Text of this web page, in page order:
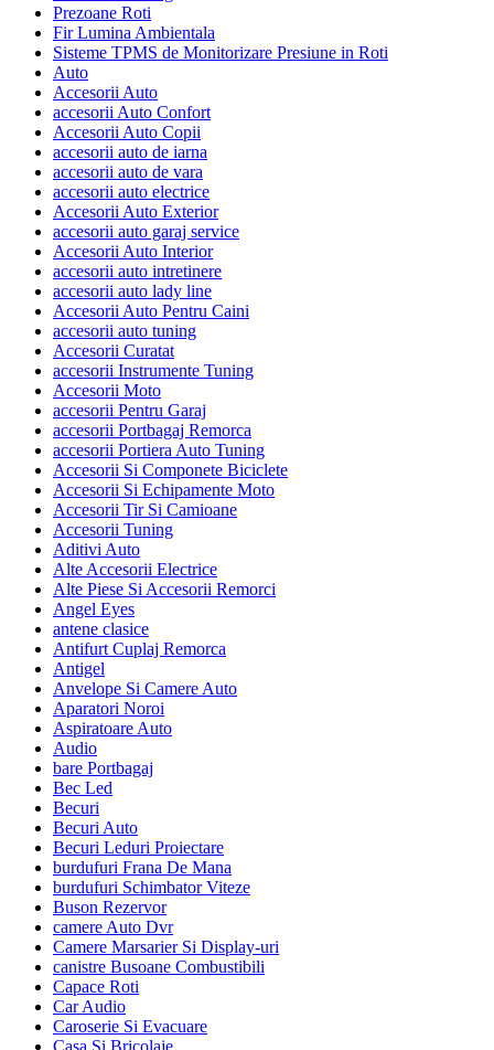
Prezoane Roti
Fir Lumina Ambientala
Sisteme TPMS de Monitorizare Presiune in Roti
Auto
Accesorii Auto
accesorii Auto Confort
Accesorii Auto Copii
accesorii auto de iarna
accesorii auto de vara
accesorii auto electrice
Accesorii Auto Exterior
accesorii auto garaj service
Accesorii Auto Interior
accesorii auto intretinere
accesorii auto lady line
Accesorii Auto Pentru Caini
accesorii auto tuning
Accesorii Curatat
accesorii Instrumente Tuning
Accesorii Moto
accesorii Pentru Garaj
accesorii Portbagaj Remorca
accesorii Portiera Auto Tuning
Accesorii Si Componete Biciclete
Accesorii Si Echipamente Moto
Accesorii Tir Si Camioane
Accesorii Tuning
Aditivi Auto
Alte Accesorii Electrice
Alte Piese Si Accesorii Remorci
Angel Eyes
antene clasice
Antifurt Cuplaj Remorca
Antigel
Anvelope Si Camere Auto
Aparatori Noroi
Aspiratoare Auto
Audio
bare Portbagaj
Bec Led
Becuri
Becuri Auto
Becuri Leduri Proiectare
burdufuri Frana De Mana
burdufuri Schimbator Viteze
Buson Rezervor
camere Auto Dvr
Camere Marsarier Si Display-uri
canistre Busoane Combustibili
Capace Roti
Car Audio
Caroserie Si Evacuare
Casa Si Bricolaje